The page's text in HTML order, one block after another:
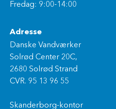
Fredag: 9:00-14:00
Adresse
Danske Vandværker
Solrød Center 20C,
2680 Solrød Strand
CVR. 95 13 96 55
Skanderborg-kontor